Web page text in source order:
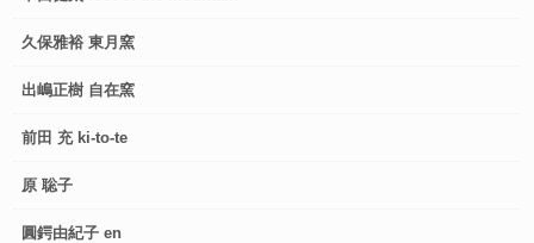
久保雅裕 東月窯
出嶋正樹 自在窯
前田 充 ki-to-te
原 聡子
圓鍔由紀子 en